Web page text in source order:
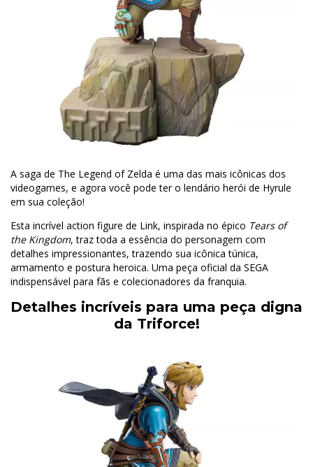
A saga de The Legend of Zelda é uma das mais icônicas dos
videogames, e agora você pode ter o lendário herói de Hyrule
em sua coleção!
Esta incrível action figure de Link, inspirada no épico Tears of
the Kingdom, traz toda a essência do personagem com
detalhes impressionantes, trazendo sua icônica túnica,
armamento e postura heroica. Uma peça oficial da SEGA
indispensável para fãs e colecionadores da franquia.
Detalhes incríveis para uma peça digna
da Triforce!